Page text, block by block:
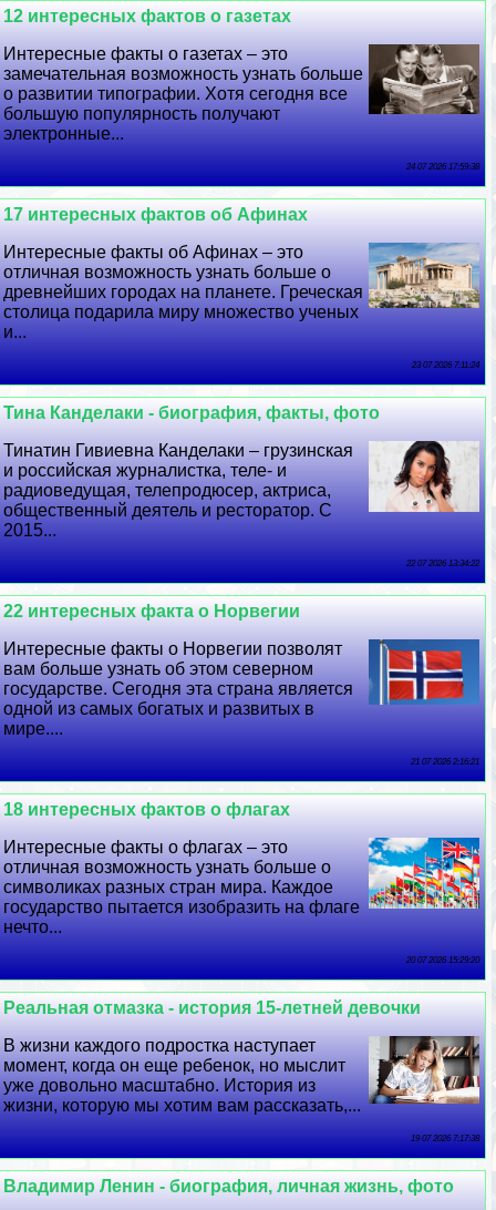
12 интересных фактов о газетах
Интересные факты о газетах – это
замечательная возможность узнать больше
о развитии типографии. Хотя сегодня все
большую популярность получают
электронные...
24 07 2026 17:59:38
17 интересных фактов об Афинах
Интересные факты об Афинах – это
отличная возможность узнать больше о
древнейших городах на планете. Греческая
столица подарила миру множество ученых
и...
23 07 2026 7:11:24
Тина Канделаки - биография, факты, фото
Тинатин Гивиевна Канделаки – грузинская
и российская журналистка, теле- и
радиоведущая, телепродюсер, актриса,
общественный деятель и ресторатор. С
2015...
22 07 2026 13:34:22
22 интересных факта о Норвегии
Интересные факты о Норвегии позволят
вам больше узнать об этом северном
государстве. Сегодня эта страна является
одной из самых богатых и развитых в
мире....
21 07 2026 2:16:21
18 интересных фактов о флагах
Интересные факты о флагах – это
отличная возможность узнать больше о
символиках разных стран мира. Каждое
государство пытается изобразить на флаге
нечто...
20 07 2026 15:29:20
Реальная отмазка - история 15-летней дeвoчки
В жизни каждого подростка наступает
момент, когда он еще ребенок, но мыслит
уже довольно масштабно. История из
жизни, которую мы хотим вам рассказать,...
19 07 2026 7:17:38
Владимир Ленин - биография, личная жизнь, фото